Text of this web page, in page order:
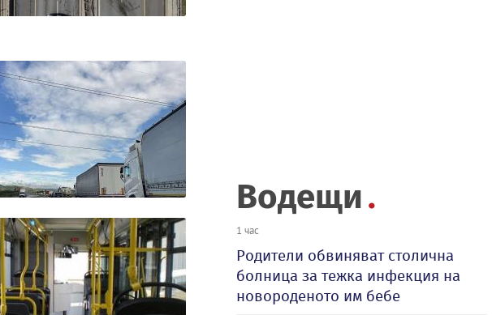
Водещи
1 час
Родители обвиняват столична
болница за тежка инфекция на
новороденото им бебе